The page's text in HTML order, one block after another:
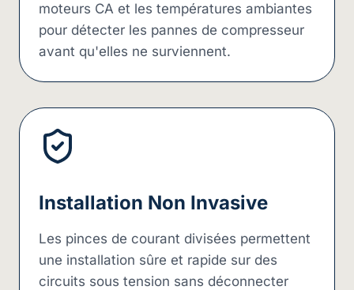
moteurs CA et les températures ambiantes
pour détecter les pannes de compresseur
avant qu'elles ne surviennent.
Installation Non Invasive
Les pinces de courant divisées permettent
une installation sûre et rapide sur des
circuits sous tension sans déconnecter